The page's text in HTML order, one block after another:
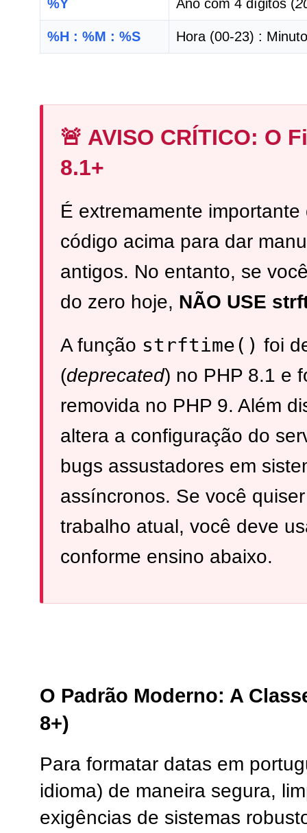
%Y Ano com 4 dígitos (
%H : %M : %S Hora (00-23) :
🚨 AVISO CRÍTICO: O
8.1+
É extremamente
código acima para dar
antigos. No entanto, se
do zero hoje, NÃO USE
A função strftime() foi
(deprecated) no PHP 8.1 e
removida no PHP 9. Além
altera a configuração do
bugs assustadores em
assíncronos. Se você
trabalho atual, você deve
conforme ensino abaixo.
O Padrão Moderno: A
8+)
Para formatar datas em
idioma) de maneira segura,
exigências de sistemas